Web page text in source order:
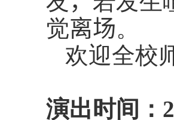
觉离场。
欢迎全校
演出时间：